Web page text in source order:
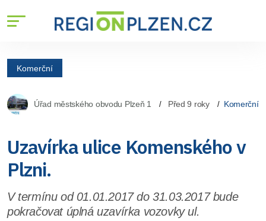
Komerční
Úřad městského obvodu Plzeň 1 Před 9 roky Komerční
Uzavírka ulice Komenského v
Plzni.
V termínu od 01.01.2017 do 31.03.2017 bude
pokračovat úplná uzavírka vozovky ul.